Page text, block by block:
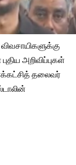
அறிவிப்புகள்
தலைவர்